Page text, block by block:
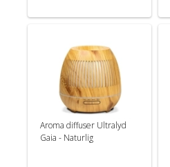
Aroma diffuser Ultralyd
Gaia - Naturlig